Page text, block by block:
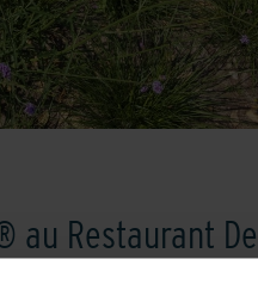
au Restaurant De